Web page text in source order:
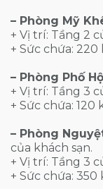
– Phòng Mỹ
+ Vị trí: Tầng 2
+ Sức chứa: 220
– Phòng Phố
+ Vị trí: Tầng 3
+ Sức chứa: 120
– Phòng
của khách sạn.
+ Vị trí: Tầng 3
+ Sức chứa: 350